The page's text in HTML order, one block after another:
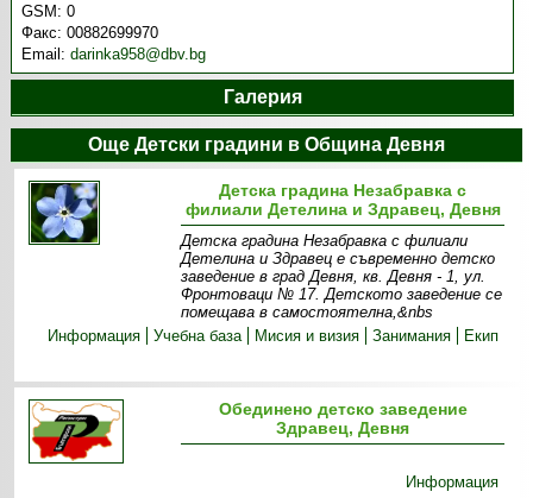
GSM:0
Факс:00882699970
Email:darinka958@dbv.bg
Галерия
Още Детски градини в Община Девня
Детска градина Незабравка с
филиали Детелина и Здравец, Девня
Детска градина Незабравка с филиали
Детелина и Здравец е съвременно детско
заведение в град Девня, кв. Девня - 1, ул.
Фронтоваци № 17. Детското заведение се
помещава в самостоятелна,&nbs
Информация
Учебна база Мисия и визия Занимания Екип
Обединено детско заведение
Здравец, Девня
Информация